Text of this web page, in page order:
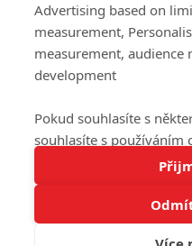
Tato stránka používá
Ochrana osobních údajů|
Upravit
© 2016 – 2026
Advertising based on
measurement,
measurement, audience
development
Pokud souhlasíte s
souhlasíte s používáním
stránky a pro tyto účely.
odmítnout, ale v
nebudou k dispozici
Vaše volby souhlasu se